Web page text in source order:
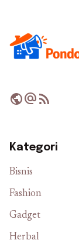
publicalternate_emailrss_feed
Kategori
Bisnis
Fashion
Gadget
Herbal